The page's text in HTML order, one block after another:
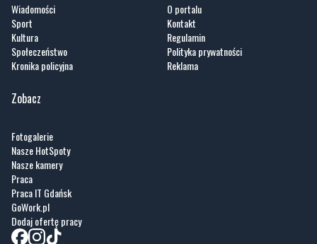
Wiadomości
Sport
Kultura
Społeczeństwo
Kronika policyjna
O portalu
Kontakt
Regulamin
Polityka prywatności
Reklama
Zobacz
Fotogalerie
Nasze HotSpoty
Nasze kamery
Praca
Praca IT Gdańsk
GoWork.pl
Dodaj ofertę pracy